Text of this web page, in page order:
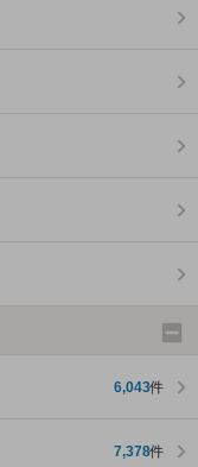
6,043件
7,378件